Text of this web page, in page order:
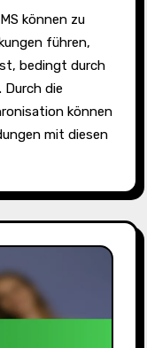
führen,
bedingt durch
Durch die
können
mit diesen